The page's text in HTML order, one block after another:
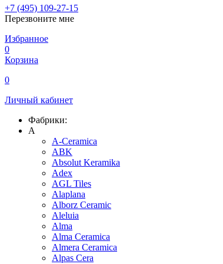
+7 (495) 109-27-15
Перезвоните мне
Избранное
0
Корзина
0
Личный кабинет
Фабрики:
A
A-Ceramica
ABK
Absolut Keramika
Adex
AGL Tiles
Alaplana
Alborz Ceramic
Aleluia
Alma
Alma Ceramica
Almera Ceramica
Alpas Cera